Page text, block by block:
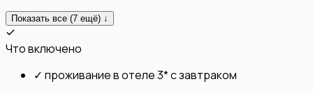
Показать все (7 ещё) ↓
Что включено
✓ проживание в отеле 3* с завтраком